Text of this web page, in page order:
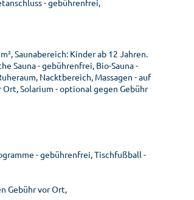
- gebührenfrei,
Saunabereich: Kinder ab 12 Jahren.
Sauna - gebührenfrei, Bio-Sauna -
Nacktbereich, Massagen - auf
Solarium - optional gegen Gebühr
- gebührenfrei, Tischfußball -
Gebühr vor Ort,